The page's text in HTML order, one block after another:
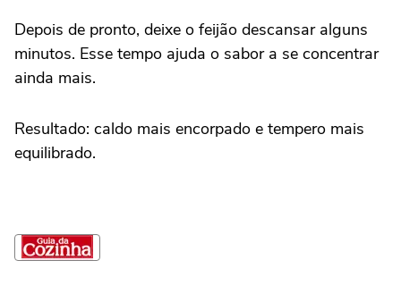
Depois de pronto, deixe o feijão descansar alguns
minutos. Esse tempo ajuda o sabor a se concentrar
ainda mais.
Resultado: caldo mais encorpado e tempero mais
equilibrado.